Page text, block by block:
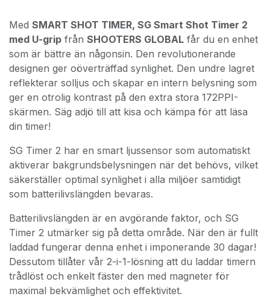
Med SMART SHOT TIMER, SG Smart Shot Timer 2
med U-grip från SHOOTERS GLOBAL får du en enhet
som är bättre än någonsin. Den revolutionerande
designen ger oöverträffad synlighet. Den undre lagret
reflekterar solljus och skapar en intern belysning som
ger en otrolig kontrast på den extra stora 172PPI-
skärmen. Säg adjö till att kisa och kämpa för att läsa
din timer!
SG Timer 2 har en smart ljussensor som automatiskt
aktiverar bakgrundsbelysningen när det behövs, vilket
säkerställer optimal synlighet i alla miljöer samtidigt
som batterilivslängden bevaras.
Batterilivslängden är en avgörande faktor, och SG
Timer 2 utmärker sig på detta område. När den är fullt
laddad fungerar denna enhet i imponerande 30 dagar!
Dessutom tillåter vår 2-i-1-lösning att du laddar timern
trådlöst och enkelt fäster den med magneter för
maximal bekvämlighet och effektivitet.